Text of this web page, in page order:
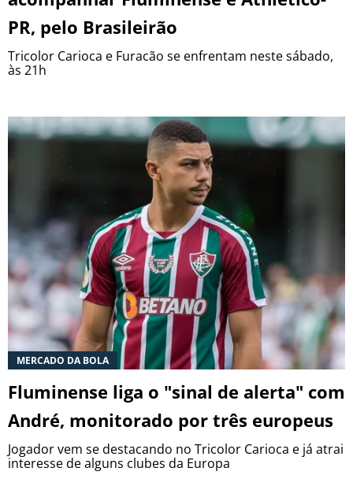
PR, pelo Brasileirão
Tricolor Carioca e Furacão se enfrentam neste sábado,
às 21h
MERCADO DA BOLA
Fluminense liga o "sinal de alerta" com
André, monitorado por três europeus
Jogador vem se destacando no Tricolor Carioca e já atrai
interesse de alguns clubes da Europa